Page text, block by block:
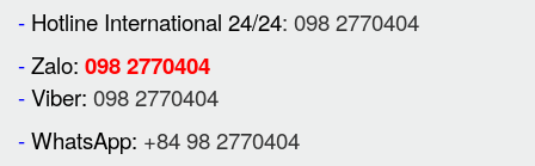
- Hotline International 24/24: 098 2770404
-Zalo: 098 2770404
-Viber: 098 2770404
-WhatsApp: +84 98 2770404